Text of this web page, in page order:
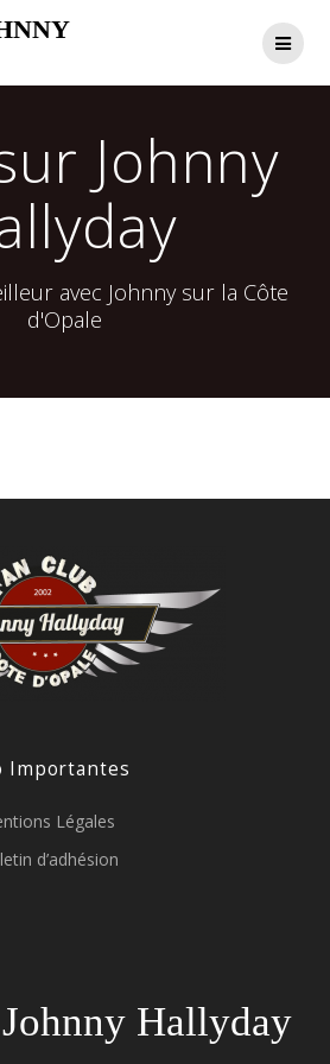
au
Johnny
avec Johnny sur la Côte
d'Opale
Importantes
Légales
d’adhésion
Hallyday